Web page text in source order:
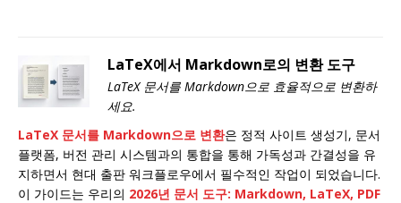
LaTeX에서 Markdown로의 변환 도구
LaTeX 문서를 Markdown으로 효율적으로 변환하
세요.
LaTeX 문서를 Markdown으로 변환은 정적 사이트 생성기, 문서
플랫폼, 버전 관리 시스템과의 통합을 통해 가독성과 간결성을 유
지하면서 현대 출판 워크플로우에서 필수적인 작업이 되었습니다.
이 가이드는 우리의 2026년 문서 도구: Markdown, LaTeX, PDF